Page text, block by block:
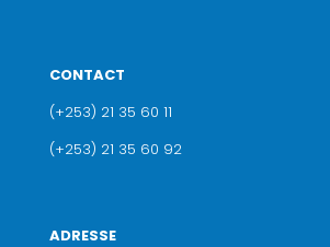
CONTACT
(+253) 21 35 60 11
(+253) 21 35 60 92
ADRESSE